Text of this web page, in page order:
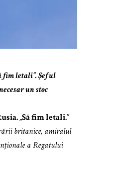
fim letali”. Șeful
un stoc
„Să fim letali.”
britanice, amiralul
a Regatului